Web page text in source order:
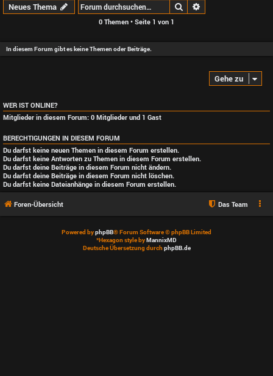
Neues Thema Suche
0 Themen • Seite 1 von 1
In diesem Forum gibt es keine Themen oder Beiträge.
Gehe zu
WER IST ONLINE?
Mitglieder in diesem Forum: 0 Mitglieder und 1 Gast
BERECHTIGUNGEN IN DIESEM FORUM
Du darfst keine neuen Themen in diesem Forum erstellen.
Du darfst keine Antworten zu Themen in diesem Forum erstellen.
Du darfst deine Beiträge in diesem Forum nicht ändern.
Du darfst deine Beiträge in diesem Forum nicht löschen.
Du darfst keine Dateianhänge in diesem Forum erstellen.
Foren-Übersicht Das Team
Powered byphpBB® Forum Software © phpBB Limited
*Hexagon style byMannixMD
Deutsche Übersetzung durchphpBB.de